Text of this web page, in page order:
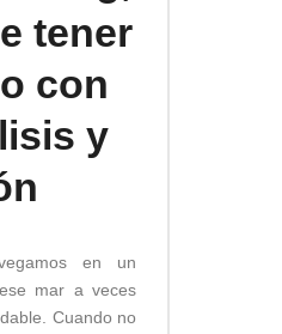
tener
con
y
en un
mar a veces
Cuando no